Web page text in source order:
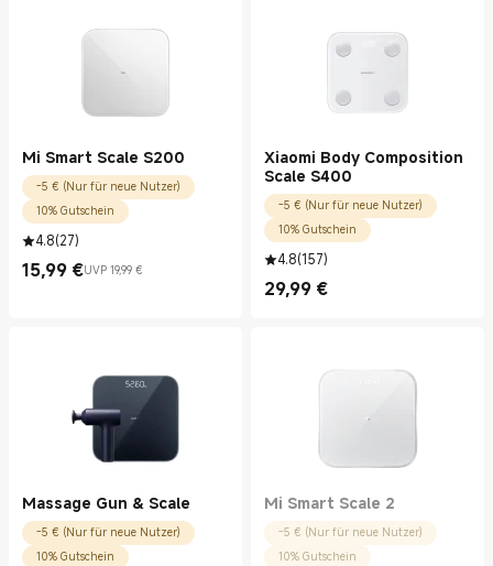
Mi Smart Scale S200
-5 € (Nur für neue Nutzer)
10% Gutschein
4.8(27)
15,99 €
Current Price €15.99
UVP 19,99 €
UVP 19,99 €
Xiaomi Body Composition
Scale S400
-5 € (Nur für neue Nutzer)
10% Gutschein
4.8(157)
29,99 €
Current Price €29.99
Massage Gun & Scale
-5 € (Nur für neue Nutzer)
10% Gutschein
Mi Smart Scale 2
-5 € (Nur für neue Nutzer)
10% Gutschein